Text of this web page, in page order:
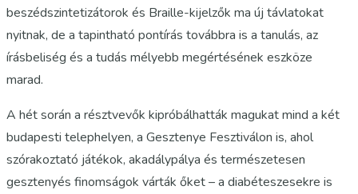
beszédszintetizátorok és Braille-kijelzők ma új távlatokat
nyitnak, de a tapintható pontírás továbbra is a tanulás, az
írásbeliség és a tudás mélyebb megértésének eszköze
marad.
A hét során a résztvevők kipróbálhatták magukat mind a két
budapesti telephelyen, a Gesztenye Fesztiválon is, ahol
szórakoztató játékok, akadálypálya és természetesen
gesztenyés finomságok várták őket – a diabéteszesekre is